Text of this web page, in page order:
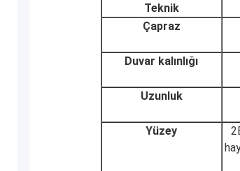
Teknik
Çapraz
Duvar kalınlığı
Uzunluk
Yüzey